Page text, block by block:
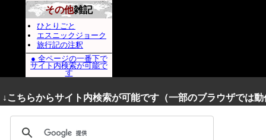
その他雑記
ひとりごと
エスニックジョーク
旅行記の注釈
● 全ページの一番下で
サイト内検索が可能で
す
↓こちらからサイト内検索が可能です（一部のブラウザでは